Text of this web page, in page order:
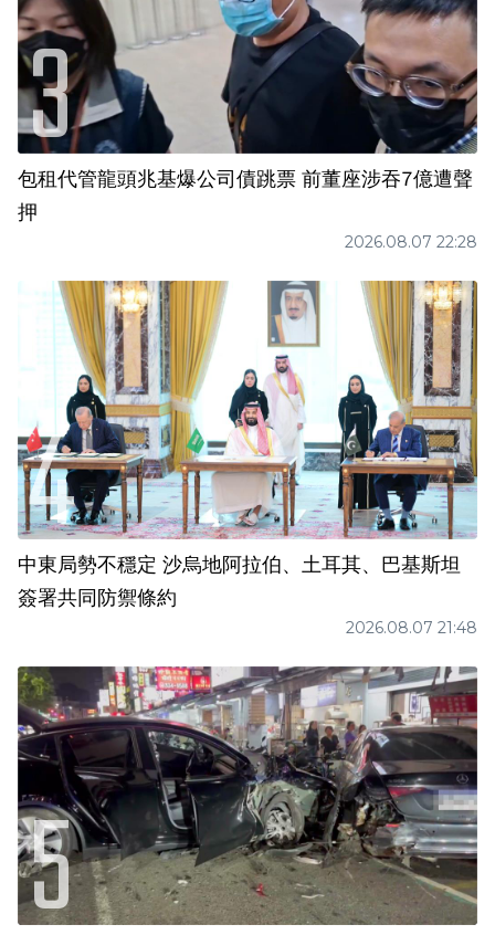
包租代管龍頭兆基爆公司債跳票 前董座涉吞7億遭聲
押
2026.08.07 22:28
中東局勢不穩定 沙烏地阿拉伯、土耳其、巴基斯坦
簽署共同防禦條約
2026.08.07 21:48